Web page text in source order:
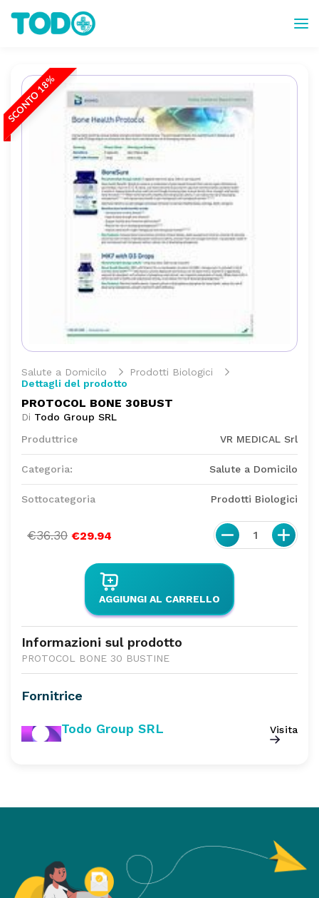
SCONTO 18%
Salute a Domicilo
Prodotti Biologici
Dettagli del prodotto
PROTOCOL BONE 30BUST
Di Todo Group SRL
Produttrice
VR MEDICAL Srl
Categoria: Salute a Domicilo
Sottocategoria Prodotti Biologici
€36.30 €29.94 1
AGGIUNGI AL CARRELLO
Informazioni sul prodotto
PROTOCOL BONE 30 BUSTINE
Fornitrice
Todo Group SRL Visita